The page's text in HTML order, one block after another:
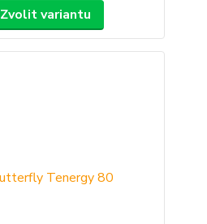
Zvolit variantu